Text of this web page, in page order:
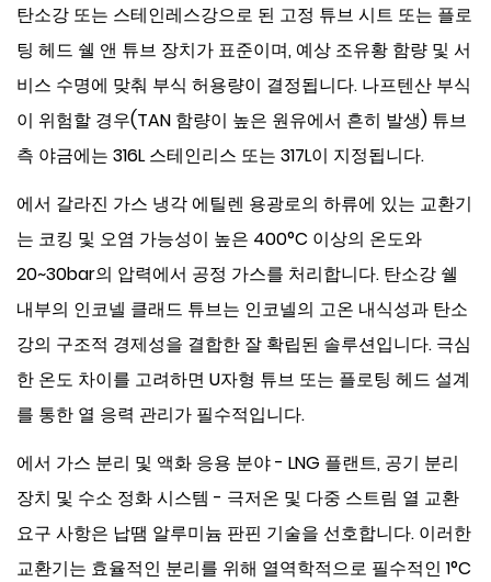
탄소강 또는 스테인레스강으로 된 고정 튜브 시트 또는 플로
팅 헤드 쉘 앤 튜브 장치가 표준이며, 예상 조유황 함량 및 서
비스 수명에 맞춰 부식 허용량이 결정됩니다. 나프텐산 부식
이 위험할 경우(TAN 함량이 높은 원유에서 흔히 발생) 튜브
측 야금에는 316L 스테인리스 또는 317L이 지정됩니다.
에서 갈라진 가스 냉각 에틸렌 용광로의 하류에 있는 교환기
는 코킹 및 오염 가능성이 높은 400°C 이상의 온도와
20~30bar의 압력에서 공정 가스를 처리합니다. 탄소강 쉘
내부의 인코넬 클래드 튜브는 인코넬의 고온 내식성과 탄소
강의 구조적 경제성을 결합한 잘 확립된 솔루션입니다. 극심
한 온도 차이를 고려하면 U자형 튜브 또는 플로팅 헤드 설계
를 통한 열 응력 관리가 필수적입니다.
에서 가스 분리 및 액화 응용 분야 - LNG 플랜트, 공기 분리
장치 및 수소 정화 시스템 - 극저온 및 다중 스트림 열 교환
요구 사항은 납땜 알루미늄 판핀 기술을 선호합니다. 이러한
교환기는 효율적인 분리를 위해 열역학적으로 필수적인 1°C